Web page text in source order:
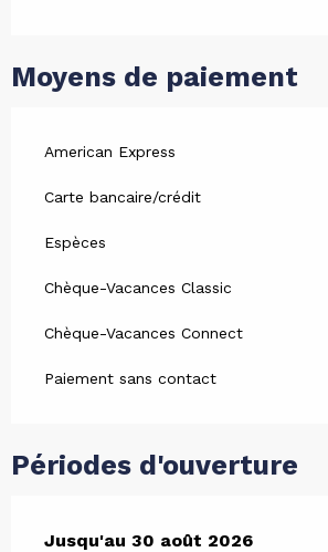
Moyens de paiement
American Express
Carte bancaire/crédit
Espèces
Chèque-Vacances Classic
Chèque-Vacances Connect
Paiement sans contact
Périodes d'ouverture
Du29 juin 2026au30 août 2026
Jusqu'au 30 août 2026